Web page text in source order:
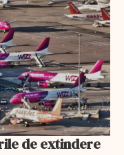
de extindere